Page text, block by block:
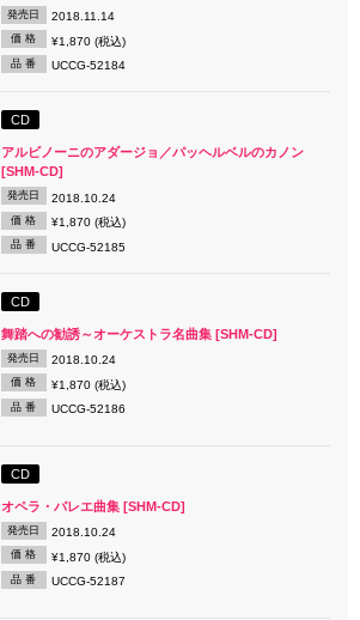
発売日 2018.11.14
価 格 ¥1,870 (税込)
品 番 UCCG-52184
CD
アルビノーニのアダージョ／パッヘルベルのカノン
[SHM-CD]
発売日 2018.10.24
価 格 ¥1,870 (税込)
品 番 UCCG-52185
CD
舞踏への勧誘～オーケストラ名曲集 [SHM-CD]
発売日 2018.10.24
価 格 ¥1,870 (税込)
品 番 UCCG-52186
CD
オペラ・バレエ曲集 [SHM-CD]
発売日 2018.10.24
価 格 ¥1,870 (税込)
品 番 UCCG-52187